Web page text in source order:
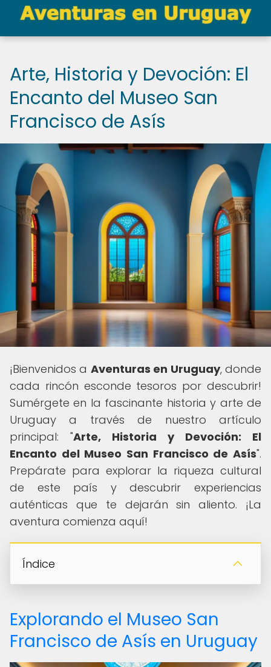
Arte, Historia y Devoción: El
Encanto del Museo San
Francisco de Asís
¡Bienvenidos a Aventuras en Uruguay, donde
cada rincón esconde tesoros por descubrir!
Sumérgete en la fascinante historia y arte de
Uruguay a través de nuestro artículo
principal: "Arte, Historia y Devoción: El
Encanto del Museo San Francisco de Asís".
Prepárate para explorar la riqueza cultural
de este país y descubrir experiencias
auténticas que te dejarán sin aliento. ¡La
aventura comienza aquí!
Índice
Explorando el Museo San
Francisco de Asís en Uruguay